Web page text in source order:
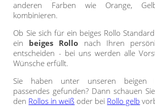
Vorhangschals
Ösenschals
Kissen
Tischdecke
Fensterbilder
Gardinenstange
Stoffe
anderen Farben wie Orange,
kombinieren.
Ob Sie sich für ein beiges Rollo
ein beiges Rollo nach Ihren
entscheiden - bei uns werden alle
Wünsche erfüllt.
Sie haben unter unseren beigen
passendes gefunden? Dann schauen
den Rollos in weiß oder bei Rollo gelb